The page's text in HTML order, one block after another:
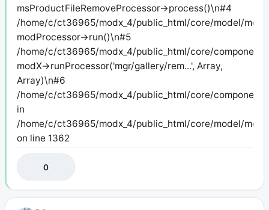
msProductFileRemoveProcessor->process()\n#4
/home/c/ct36965/modx_4/public_html/core/model/
modProcessor->run()\n#5
/home/c/ct36965/modx_4/public_html/core/
modX->runProcessor('mgr/gallery/rem...', Array,
Array)\n#6
/home/c/ct36965/modx_4/public_html/core/
in
/home/c/ct36965/modx_4/public_html/core/model/
on line 1362
0